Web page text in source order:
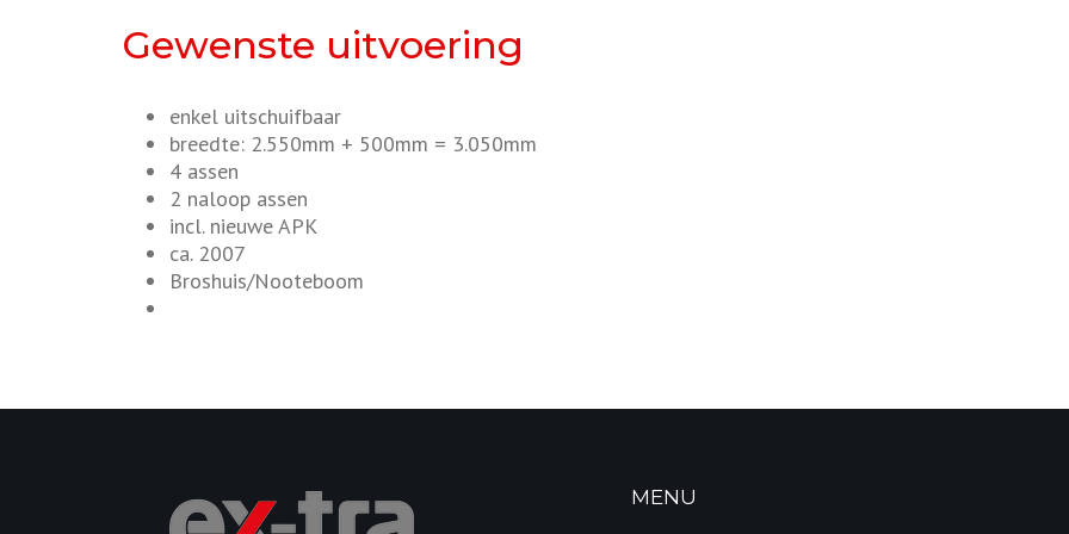
Gewenste uitvoering
enkel uitschuifbaar
breedte: 2.550mm + 500mm = 3.050mm
4 assen
2 naloop assen
incl. nieuwe APK
ca. 2007
Broshuis/Nooteboom
MENU